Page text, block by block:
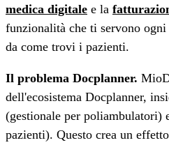
medica digitale e la
funzionalità che ti servono
da come trovi i pazienti.
Il problema Docplanner.
dell'ecosistema Docplanner,
(gestionale per poliambulatori)
pazienti). Questo crea un